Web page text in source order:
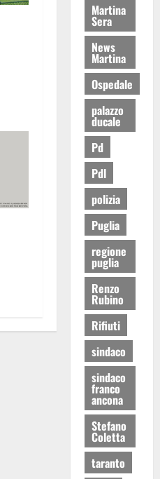
Martina
Sera
News
Martina
Ospedale
palazzo
ducale
Pd
Pdl
polizia
Puglia
regione
puglia
Renzo
Rubino
Rifiuti
sindaco
sindaco
franco
ancona
Stefano
Coletta
taranto